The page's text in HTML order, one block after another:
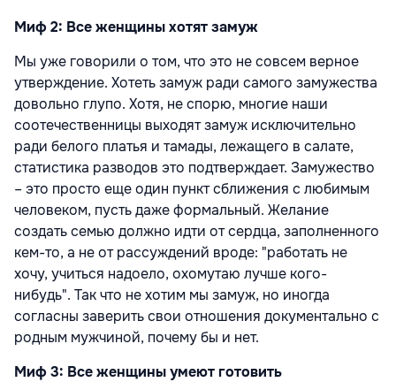
Миф 2: Все женщины хотят замуж
Мы уже говорили о том, что это не совсем верное
утверждение. Хотеть замуж ради самого замужества
довольно глупо. Хотя, не спорю, многие наши
соотечественницы выходят замуж исключительно
ради белого платья и тамады, лежащего в салате,
статистика разводов это подтверждает. Замужество
– это просто еще один пункт сближения с любимым
человеком, пусть даже формальный. Желание
создать семью должно идти от сердца, заполненного
кем-то, а не от рассуждений вроде: "работать не
хочу, учиться надоело, охомутаю лучше кого-
нибудь". Так что не хотим мы замуж, но иногда
согласны заверить свои отношения документально с
родным мужчиной, почему бы и нет.
Миф 3: Все женщины умеют готовить